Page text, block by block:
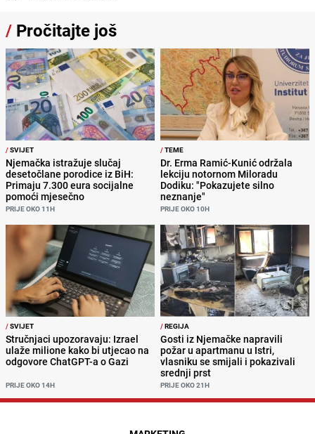
/ Pročitajte još
/SVIJET
Njemačka istražuje slučaj
desetočlane porodice iz BiH:
Primaju 7.300 eura socijalne
pomoći mjesečno
PRIJE OKO 11H
/TEME
Dr. Erma Ramić-Kunić održala
lekciju notornom Miloradu
Dodiku: "Pokazujete silno
neznanje"
PRIJE OKO 10H
/SVIJET
Stručnjaci upozoravaju: Izrael
ulaže milione kako bi utjecao na
odgovore ChatGPT-a o Gazi
PRIJE OKO 14H
/REGIJA
Gosti iz Njemačke napravili
požar u apartmanu u Istri,
vlasniku se smijali i pokazivali
srednji prst
PRIJE OKO 21H